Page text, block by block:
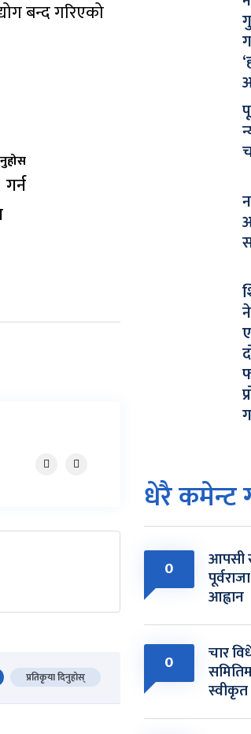
बन्द गरिएको
प्रतिकृया दिनुहोस्
धेरै कमेन्ट
0 आपसी
आह्वान
0 चार
स्वीकृत